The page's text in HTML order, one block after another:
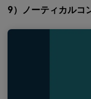
9）ノーティカルコ